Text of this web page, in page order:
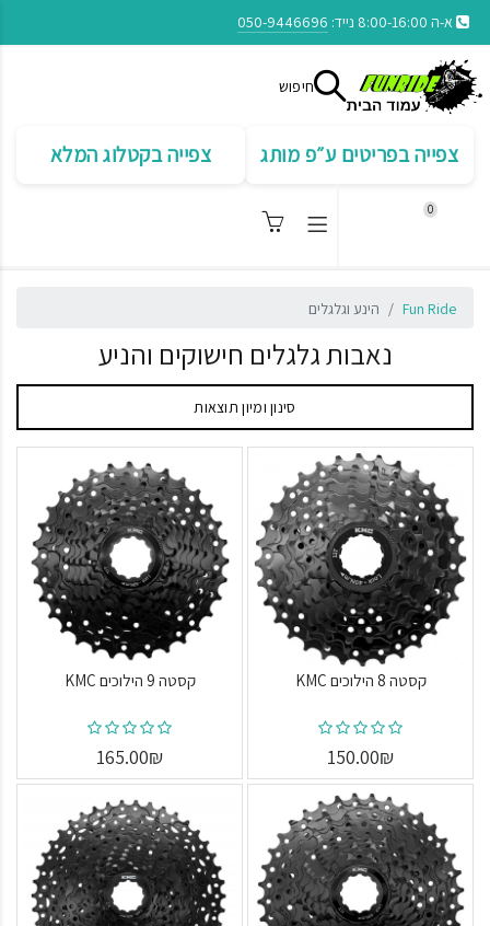
א-ה 8:00-16:00 נייד: 050-9446696
חיפוש
צפייה בפריטים ע״פ מותג צפייה בקטלוג המלא
0
Fun Ride הינע וגלגלים
נאבות גלגלים חישוקים והניע
סינון ומיון תוצאות
קסטה 8 הילוכים KMC
150.00₪
קסטה 9 הילוכים KMC
165.00₪